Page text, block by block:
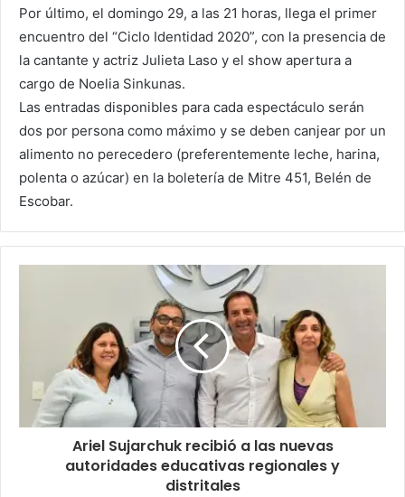
Por último, el domingo 29, a las 21 horas, llega el primer
encuentro del “Ciclo Identidad 2020”, con la presencia de
la cantante y actriz Julieta Laso y el show apertura a
cargo de Noelia Sinkunas.
Las entradas disponibles para cada espectáculo serán
dos por persona como máximo y se deben canjear por un
alimento no perecedero (preferentemente leche, harina,
polenta o azúcar) en la boletería de Mitre 451, Belén de
Escobar.
Ariel Sujarchuk recibió a las nuevas
autoridades educativas regionales y
distritales